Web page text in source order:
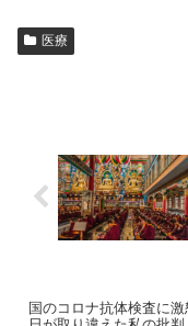
医療
国のコロナ抗体検査に